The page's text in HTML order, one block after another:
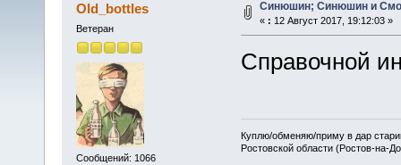
Old_bottles
Ветеран
Сообщений: 1066
Синюшин; Синюшин и
« : 12 Август 2017, 19:12:03 »
Справочной
Куплю/обменяю/приму в дар
Ростовской области (Ростов-на-